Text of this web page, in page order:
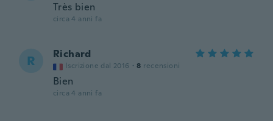
Très bien
circa 4 anni fa
R Richard
Iscrizione dal 2016 · 8 recensioni
Bien
circa 4 anni fa